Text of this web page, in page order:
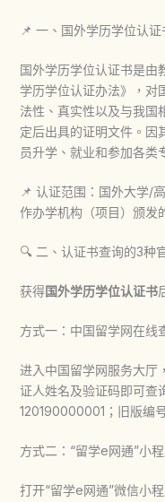
📌 一、国外学历学位认证
国外学历学位认证书是由
学历学位认证办法》，对
法性、真实性以及与我国
定后出具的证明文件。因
员升学、就业和参加各类
📌 认证范围：国外大学/
作办学机构（项目）颁发
🔍 二、认证书查询的3种
获得国外学历学位认证书
方式一：中国留学网在线
进入中国留学网服务大厅
证人姓名及验证码即可查
120190000001；旧版编
方式二：“留学e网通”小
打开“留学e网通”微信小